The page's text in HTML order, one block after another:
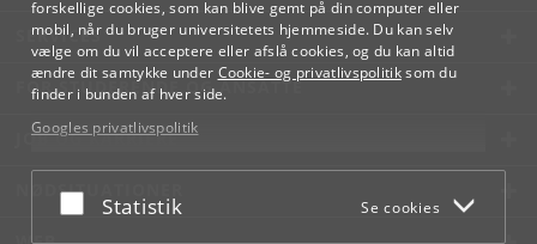
forskellige cookies, som kan blive gemt på din computer eller
mobil, når du bruger universitetets hjemmeside. Du kan selv
vælge om du vil acceptere eller afslå cookies, og du kan altid
ændre dit samtykke under Cookie- og privatlivspolitiksom du
finder i bunden af hver side.
Googles privatlivspolitik
Acceptér eller afslå
Statistik Se cookies
SERVICES
FOR STUDERENDE OG ANSATTE
JOB OG KARRIERE
NØDSITUATIONER